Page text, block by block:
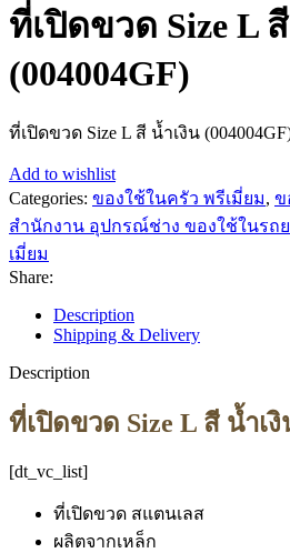
ที่เปิดขวด Size L
(004004GF)
ที่เปิดขวด Size L สี น้ำเงิน
Add to wishlist
Categories: ของใช้ในครัว พรีเมี่ยม, ข
สำนักงาน อุปกรณ์ช่าง ของใช้ในรถ
เมี่ยม
Share:
Description
Shipping & Delivery
Description
ที่เปิดขวด Size L สี น้ำเงิ
[dt_vc_list]
ที่เปิดขวด สแตนเลส
ผลิตจากเหล็ก